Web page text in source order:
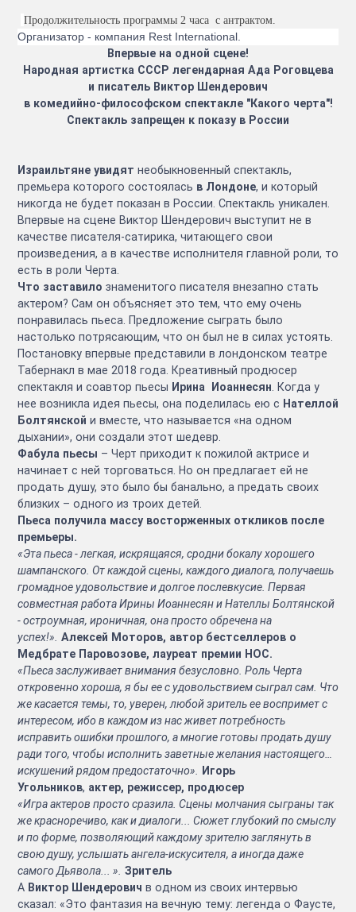
Продолжительность программы 2 часа с антрактом.
Организатор - компания Rest International.
Впервые на одной сцене!
Народная артистка СССР легендарная Ада Роговцева
и писатель Виктор Шендерович
в комедийно-философском спектакле "Какого черта"!
Спектакль запрещен к показу в России
Израильтяне увидят необыкновенный спектакль,
премьера которого состоялась в Лондоне, и который
никогда не будет показан в России. Спектакль уникален.
Впервые на сцене Виктор Шендерович выступит не в
качестве писателя-сатирика, читающего свои
произведения, а в качестве исполнителя главной роли, то
есть в роли Черта.
Что заставило знаменитого писателя внезапно стать
актером? Сам он объясняет это тем, что ему очень
понравилась пьеса. Предложение сыграть было
настолько потрясающим, что он был не в силах устоять.
Постановку впервые представили в лондонском театре
Табернакл в мае 2018 года. Креативный продюсер
спектакля и соавтор пьесы Ирина Иоаннесян. Когда у
нее возникла идея пьесы, она поделилась ею с Нателлой
Болтянской и вместе, что называется «на одном
дыхании», они создали этот шедевр.
Фабула пьесы – Черт приходит к пожилой актрисе и
начинает с ней торговаться. Но он предлагает ей не
продать душу, это было бы банально, а предать своих
близких – одного из троих детей.
Пьеса получила массу восторженных откликов после
премьеры.
«Эта пьеса - легкая, искрящаяся, сродни бокалу хорошего
шампанского. От каждой сцены, каждого диалога, получаешь
громадное удовольствие и долгое послевкусие. Первая
совместная работа Ирины Иоаннесян и Нателлы Болтянской
- остроумная, ироничная, она просто обречена на
успех!». Алексей Моторов, автор бестселлеров о
Медбрате Паровозове, лауреат премии НОС.
«Пьеса заслуживает внимания безусловно. Роль Черта
откровенно хороша, я бы ее с удовольствием сыграл сам. Что
же касается темы, то, уверен, любой зритель ее воспримет с
интересом, ибо в каждом из нас живет потребность
исправить ошибки прошлого, а многие готовы продать душу
ради того, чтобы исполнить заветные желания настоящего…
искушений рядом предостаточно». Игорь
Угольников, актер, режиссер, продюсер
«Игра актеров просто сразила. Сцены молчания сыграны так
же красноречиво, как и диалоги... Сюжет глубокий по смыслу
и по форме, позволяющий каждому зрителю заглянуть в
свою душу, услышать ангела-искусителя, а иногда даже
самого Дьявола... ». Зритель
А Виктор Шендерович в одном из своих интервью
сказал: «Это фантазия на вечную тему: легенда о Фаусте,